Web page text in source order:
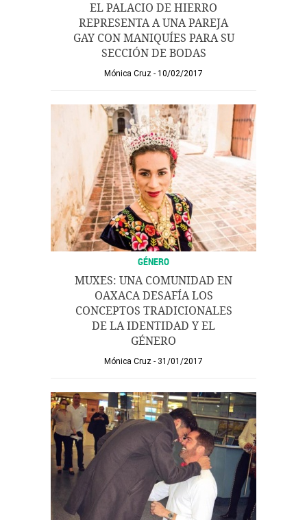
EL PALACIO DE HIERRO
REPRESENTA A UNA PAREJA
GAY CON MANIQUÍES PARA SU
SECCIÓN DE BODAS
Mónica Cruz 10/02/2017
GÉNERO
MUXES: UNA COMUNIDAD EN
OAXACA DESAFÍA LOS
CONCEPTOS TRADICIONALES
DE LA IDENTIDAD Y EL
GÉNERO
Mónica Cruz 31/01/2017